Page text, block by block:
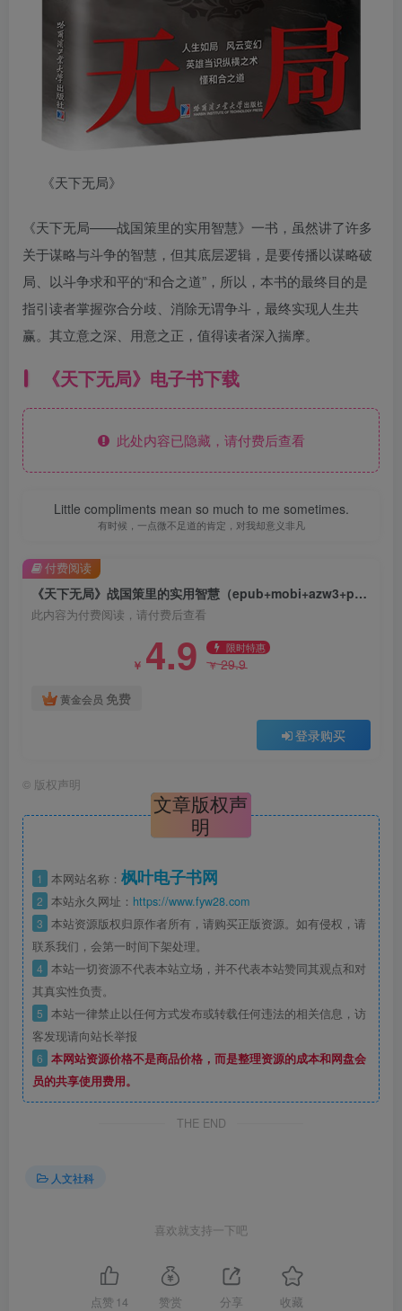
《天下无局》
《天下无局——战国策里的实用智慧》一书，虽然讲了许多
关于谋略与斗争的智慧，但其底层逻辑，是要传播以谋略破
局、以斗争求和平的“和合之道”，所以，本书的最终目的是
指引读者掌握弥合分歧、消除无谓争斗，最终实现人生共
赢。其立意之深、用意之正，值得读者深入揣摩。
《天下无局》电子书下载
此处内容已隐藏，请付费后查看
Little compliments mean so much to me sometimes.
有时候，一点微不足道的肯定，对我却意义非凡
《天下无局》战国策里的实用智慧（epub+mobi+azw3+pdf）
此内容为付费阅读，请付费后查看
￥ 4.9 限时特惠
￥29.9
黄金会员 免费
登录购买
付费阅读
© 版权声明
文章版权声
明
1 本网站名称： 枫叶电子书网
2 本站永久网址： https://www.fyw28.com
3 本站资源版权归原作者所有，请购买正版资源。如有侵权，请
联系我们，会第一时间下架处理。
4 本站一切资源不代表本站立场，并不代表本站赞同其观点和对
其真实性负责。
5 本站一律禁止以任何方式发布或转载任何违法的相关信息，访
客发现请向站长举报
6 本网站资源价格不是商品价格，而是整理资源的成本和网盘会
员的共享使用费用。
THE END
人文社科
喜欢就支持一下吧
点赞 14 赞赏 分享 收藏